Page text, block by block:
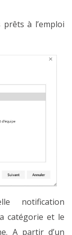
à l’emploi
notification
catégorie et le
A partir d’un